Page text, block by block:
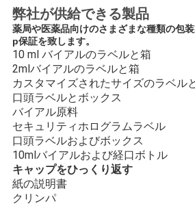
合
地
図
PRIVACY
POLICY
弊社が供給できる製品
薬局や医薬品向けのさまざまな種類の包
p保証を致します。
10 ml バイアルのラベルと箱
2mlバイアルのラベルと箱
カスタマイズされたサイズのラベル
口頭ラベルとボックス
バイアル原料
セキュリティホログラムラベル
口頭ラベルおよびボックス
10mlバイアルおよび経口ボトル
キャップをひっくり返す
紙の説明書
クリンパ